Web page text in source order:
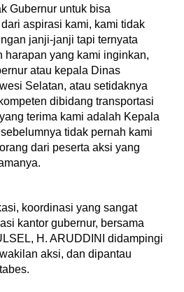
Gubernur untuk bisa
aspirasi kami, kami tidak
janji-janji tapi ternyata
harapan yang kami inginkan,
atau kepala Dinas
Selatan, atau setidaknya
dibidang transportasi
terima kami adalah Kepala
tidak pernah kami
dari peserta aksi yang
koordinasi yang sangat
kantor gubernur, bersama
H. ARUDDINI didampingi
aksi, dan dipantau